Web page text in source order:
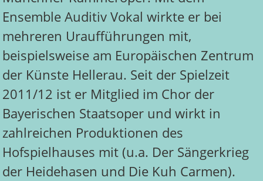
Ensemble Auditiv Vokal wirkte er bei
mehreren Uraufführungen mit,
beispielsweise am Europäischen Zentrum
der Künste Hellerau. Seit der Spielzeit
2011/12 ist er Mitglied im Chor der
Bayerischen Staatsoper und wirkt in
zahlreichen Produktionen des
Hofspielhauses mit (u.a. Der Sängerkrieg
der Heidehasen und Die Kuh Carmen).